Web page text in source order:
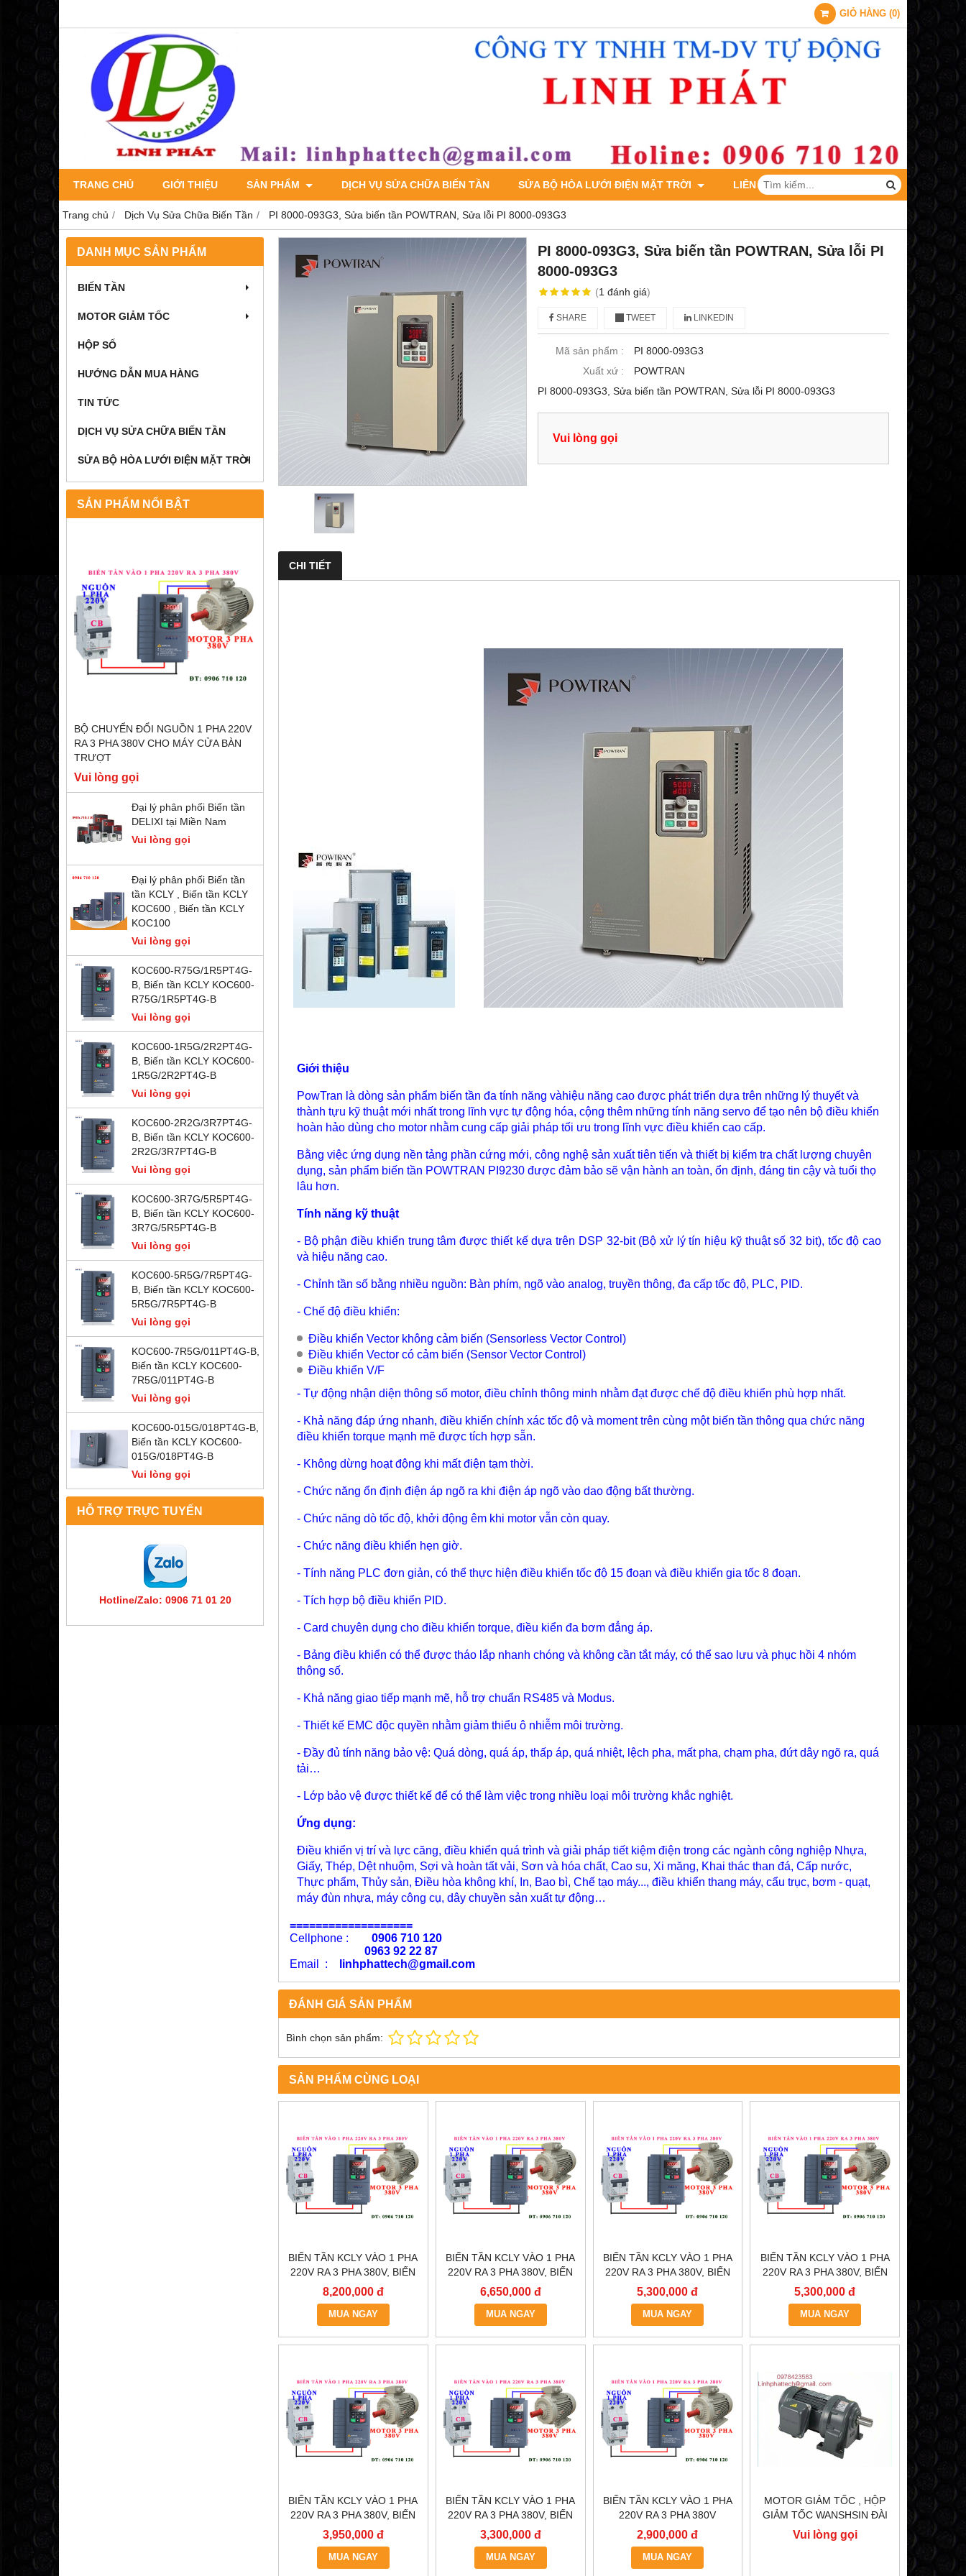
GIỎ HÀNG (0)
TRANG CHỦ GIỚI THIỆU SẢN PHẨM DỊCH VỤ SỬA CHỮA BIẾN TẦN SỬA BỘ HÒA LƯỚI ĐIỆN MẶT TRỜI LIÊN HỆ
Trang chủ Dịch Vụ Sửa Chữa Biến Tần PI 8000-093G3, Sửa biến tần POWTRAN, Sửa lỗi PI 8000-093G3
DANH MỤC SẢN PHẨM
BIẾN TẦN
MOTOR GIẢM TỐC
HỘP SỐ
HƯỚNG DẪN MUA HÀNG
TIN TỨC
DỊCH VỤ SỬA CHỮA BIẾN TẦN
SỬA BỘ HÒA LƯỚI ĐIỆN MẶT TRỜI
SẢN PHẨM NỔI BẬT
BỘ CHUYỂN ĐỔI NGUỒN 1 PHA 220V
RA 3 PHA 380V CHO MÁY CỬA BÀN
TRƯỢT
Vui lòng gọi
Đại lý phân phối Biến tần
DELIXI tại Miền Nam
Vui lòng gọi
Đại lý phân phối Biến tần
tần KCLY , Biến tần KCLY
KOC600 , Biến tần KCLY
KOC100
Vui lòng gọi
KOC600-R75G/1R5PT4G-
B, Biến tần KCLY KOC600-
R75G/1R5PT4G-B
Vui lòng gọi
KOC600-1R5G/2R2PT4G-
B, Biến tần KCLY KOC600-
1R5G/2R2PT4G-B
Vui lòng gọi
KOC600-2R2G/3R7PT4G-
B, Biến tần KCLY KOC600-
2R2G/3R7PT4G-B
Vui lòng gọi
KOC600-3R7G/5R5PT4G-
B, Biến tần KCLY KOC600-
3R7G/5R5PT4G-B
Vui lòng gọi
KOC600-5R5G/7R5PT4G-
B, Biến tần KCLY KOC600-
5R5G/7R5PT4G-B
Vui lòng gọi
KOC600-7R5G/011PT4G-B,
Biến tần KCLY KOC600-
7R5G/011PT4G-B
Vui lòng gọi
KOC600-015G/018PT4G-B,
Biến tần KCLY KOC600-
015G/018PT4G-B
Vui lòng gọi
HỖ TRỢ TRỰC TUYẾN
Hotline/Zalo: 0906 71 01 20
PI 8000-093G3, Sửa biến tần POWTRAN, Sửa lỗi PI
8000-093G3
(1 đánh giá)
SHARE TWEET LINKEDIN
Mã sản phẩm :
PI 8000-093G3
Xuất xứ :
POWTRAN
PI 8000-093G3, Sửa biến tần POWTRAN, Sửa lỗi PI 8000-093G3
Vui lòng gọi
CHI TIẾT
Giới thiệu
PowTran là dòng sản phẩm biến tần đa tính năng vàhiệu năng cao được phát triển dựa trên những lý thuyết và
thành tựu kỹ thuật mới nhất trong lĩnh vực tự động hóa, cộng thêm những tính năng servo để tạo nên bộ điều khiển
hoàn hảo dùng cho motor nhằm cung cấp giải pháp tối ưu trong lĩnh vực điều khiển cao cấp.
Bằng việc ứng dụng nền tảng phần cứng mới, công nghệ sản xuất tiên tiến và thiết bị kiểm tra chất lượng chuyên
dụng, sản phẩm biến tần POWTRAN PI9230 được đảm bảo sẽ vận hành an toàn, ổn định, đáng tin cậy và tuổi thọ
lâu hơn.
Tính năng kỹ thuật
- Bộ phận điều khiển trung tâm được thiết kế dựa trên DSP 32-bit (Bộ xử lý tín hiệu kỹ thuật số 32 bit), tốc độ cao
và hiệu năng cao.
- Chỉnh tần số bằng nhiều nguồn: Bàn phím, ngõ vào analog, truyền thông, đa cấp tốc độ, PLC, PID.
- Chế độ điều khiển:
Điều khiển Vector không cảm biến (Sensorless Vector Control)
Điều khiển Vector có cảm biến (Sensor Vector Control)
Điều khiển V/F
- Tự động nhận diện thông số motor, điều chỉnh thông minh nhằm đạt được chế độ điều khiển phù hợp nhất.
- Khả năng đáp ứng nhanh, điều khiển chính xác tốc độ và moment trên cùng một biến tần thông qua chức năng
điều khiển torque mạnh mẽ được tích hợp sẵn.
- Không dừng hoạt động khi mất điện tạm thời.
- Chức năng ổn định điện áp ngõ ra khi điện áp ngõ vào dao động bất thường.
- Chức năng dò tốc độ, khởi động êm khi motor vẫn còn quay.
- Chức năng điều khiển hẹn giờ.
- Tính năng PLC đơn giản, có thể thực hiện điều khiển tốc độ 15 đoạn và điều khiển gia tốc 8 đoạn.
- Tích hợp bộ điều khiển PID.
- Card chuyên dụng cho điều khiển torque, điều kiển đa bơm đẳng áp.
- Bảng điều khiển có thể được tháo lắp nhanh chóng và không cần tắt máy, có thể sao lưu và phục hồi 4 nhóm
thông số.
- Khả năng giao tiếp mạnh mẽ, hỗ trợ chuẩn RS485 và Modus.
- Thiết kế EMC độc quyền nhằm giảm thiểu ô nhiễm môi trường.
- Đầy đủ tính năng bảo vệ: Quá dòng, quá áp, thấp áp, quá nhiệt, lệch pha, mất pha, chạm pha, đứt dây ngõ ra, quá
tải…
- Lớp bảo vệ được thiết kế để có thể làm việc trong nhiều loại môi trường khắc nghiệt.
Ứng dụng:
Điều khiển vị trí và lực căng, điều khiển quá trình và giải pháp tiết kiệm điện trong các ngành công nghiệp Nhựa,
Giấy, Thép, Dệt nhuộm, Sợi và hoàn tất vải, Sơn và hóa chất, Cao su, Xi măng, Khai thác than đá, Cấp nước,
Thực phẩm, Thủy sản, Điều hòa không khí, In, Bao bì, Chế tạo máy..., điều khiển thang máy, cẩu trục, bơm - quạt,
máy đùn nhựa, máy công cụ, dây chuyền sản xuất tự động…
===================
Cellphone : 0906 710 120
0963 92 22 87
Email :
linhphattech@gmail.com
ĐÁNH GIÁ SẢN PHẨM
Bình chọn sản phẩm:
SẢN PHẨM CÙNG LOẠI
BIẾN TẦN KCLY VÀO 1 PHA
220V RA 3 PHA 380V, BIẾN
TẦN KCLY KOC600-011GT3-
B
8,200,000 đ
MUA NGAY
BIẾN TẦN KCLY VÀO 1 PHA
220V RA 3 PHA 380V, BIẾN
TẦN KCLY KOC600-
7R5GT3-B
6,650,000 đ
MUA NGAY
BIẾN TẦN KCLY VÀO 1 PHA
220V RA 3 PHA 380V, BIẾN
TẦN KCLY KOC600-
5R5GT3-B
5,300,000 đ
MUA NGAY
BIẾN TẦN KCLY VÀO 1 PHA
220V RA 3 PHA 380V, BIẾN
TẦN KCLY KOC600-
3R7GT3-B
5,300,000 đ
MUA NGAY
BIẾN TẦN KCLY VÀO 1 PHA
220V RA 3 PHA 380V, BIẾN
TẦN KCLY KOC600-
2R2GT3-B
3,950,000 đ
MUA NGAY
BIẾN TẦN KCLY VÀO 1 PHA
220V RA 3 PHA 380V, BIẾN
TẦN KCLY KOC600-
1R5GT3-B
3,300,000 đ
MUA NGAY
BIẾN TẦN KCLY VÀO 1 PHA
220V RA 3 PHA 380V
0.75KW, BIẾN TẦN KCLY
KOC600-R75GT3-B
2,900,000 đ
MUA NGAY
MOTOR GIẢM TỐC , HỘP
GIẢM TỐC WANSHSIN ĐÀI
LOAN GH40-2200-3S /
2.2KW 2200W 3HP
Vui lòng gọi